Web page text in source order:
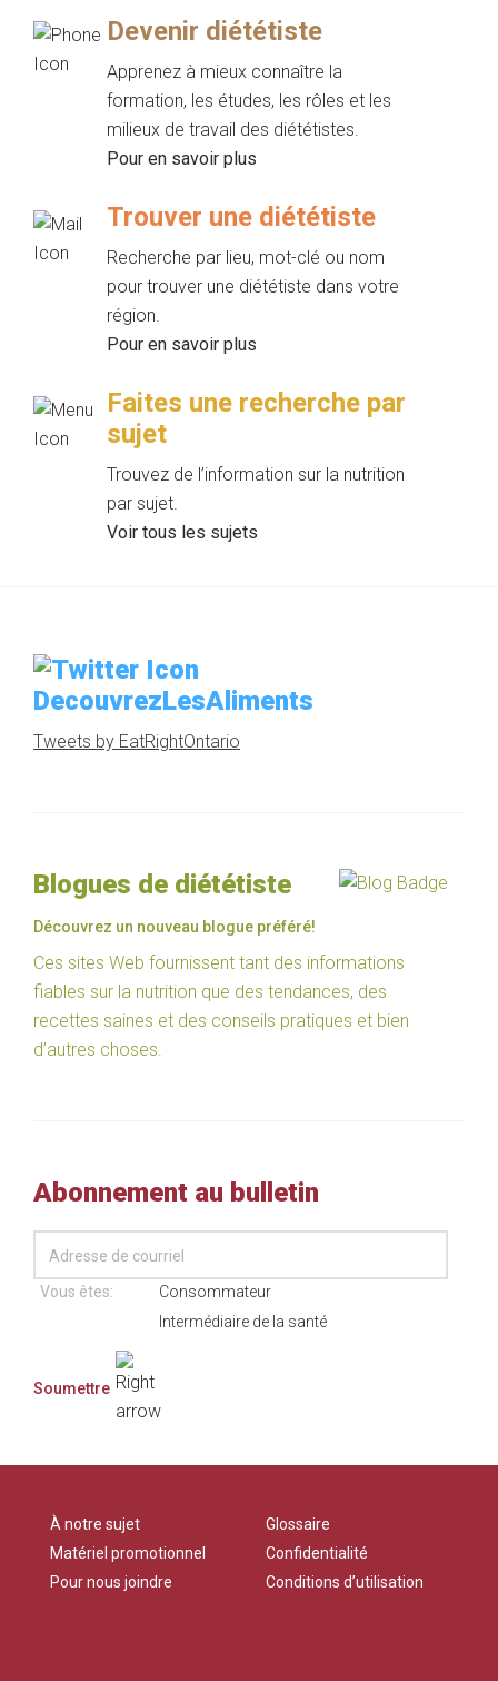
Devenir diététiste
Apprenez à mieux connaître la
formation, les études, les rôles et les
milieux de travail des diététistes.
Pour en savoir plus
Trouver une diététiste
Recherche par lieu, mot-clé ou nom
pour trouver une diététiste dans votre
région.
Pour en savoir plus
Faites une recherche par
sujet
Trouvez de l’information sur la nutrition
par sujet.
Voir tous les sujets
DecouvrezLesAliments
Tweets by EatRightOntario
Blogues de diététiste
Découvrez un nouveau blogue préféré!
Ces sites Web fournissent tant des informations
fiables sur la nutrition que des tendances, des
recettes saines et des conseils pratiques et bien
d’autres choses.
Abonnement au bulletin
Vous êtes:
Consommateur
Intermédiaire de la santé
À notre sujet
Matériel promotionnel
Pour nous joindre
Glossaire
Confidentialité
Conditions d’utilisation